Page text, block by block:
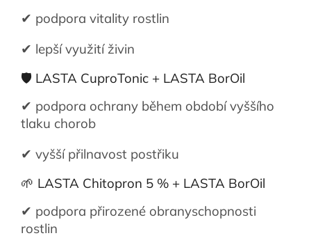
✔ podpora vitality rostlin
✔ lepší využití živin
🛡️ LASTA CuproTonic + LASTA BorOil
✔ podpora ochrany během období vyššího
tlaku chorob
✔ vyšší přilnavost postřiku
🌱 LASTA Chitopron 5 % + LASTA BorOil
✔ podpora přirozené obranyschopnosti
rostlin